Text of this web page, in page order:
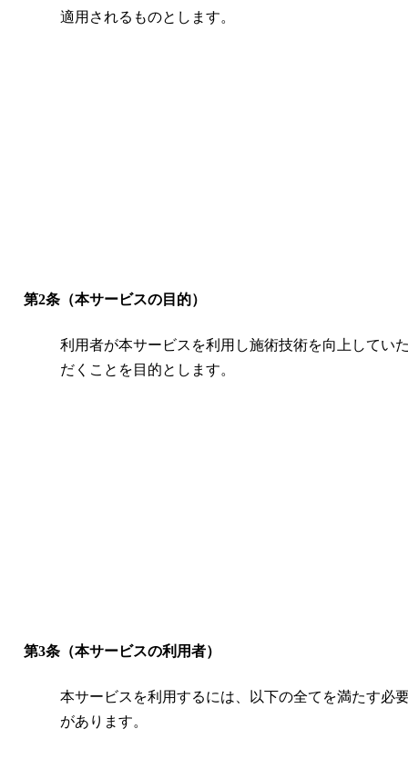
適用されるものとします。
第2条（本サービスの目的）
利用者が本サービスを利用し施術技術を向上してい
だくことを目的とします。
第3条（本サービスの利用者）
本サービスを利用するには、以下の全てを満たす必
があります。